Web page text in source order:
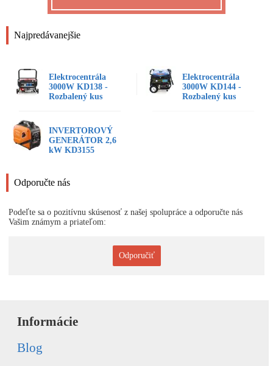
Najpredávanejšie
Elektrocentrála
3000W KD138 -
Rozbalený kus
Elektrocentrála
3000W KD144 -
Rozbalený kus
INVERTOROVÝ
GENERÁTOR 2,6
kW KD3155
Odporučte nás
Podeľte sa o pozitívnu skúsenosť z našej spolupráce a odporučte nás
Vašim známym a priateľom:
Odporučiť
Informácie
Blog